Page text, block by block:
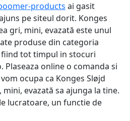
products ai gasit
pe siteul dorit. Konges
gri, mini, evazată este unul
produse din categoria
tot timpul in stocuri
Plaseaza online o comanda si
ocupa ca Konges Sløjd
evazată sa ajunga la tine.
lucratoare, un functie de